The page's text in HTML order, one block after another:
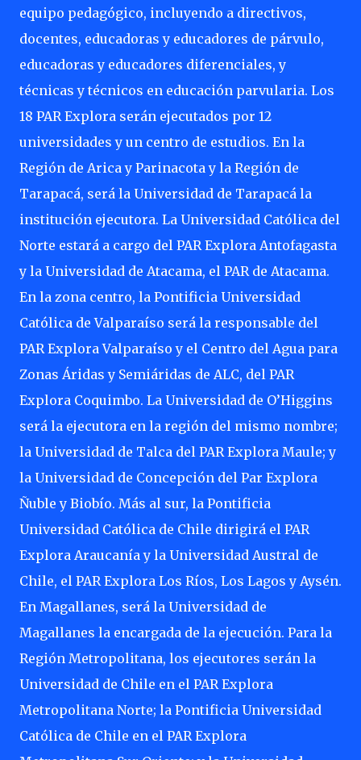
equipo pedagógico, incluyendo a directivos,
docentes, educadoras y educadores de párvulo,
educadoras y educadores diferenciales, y
técnicas y técnicos en educación parvularia. Los
18 PAR Explora serán ejecutados por 12
universidades y un centro de estudios. En la
Región de Arica y Parinacota y la Región de
Tarapacá, será la Universidad de Tarapacá la
institución ejecutora. La Universidad Católica del
Norte estará a cargo del PAR Explora Antofagasta
y la Universidad de Atacama, el PAR de Atacama.
En la zona centro, la Pontificia Universidad
Católica de Valparaíso será la responsable del
PAR Explora Valparaíso y el Centro del Agua para
Zonas Áridas y Semiáridas de ALC, del PAR
Explora Coquimbo. La Universidad de O’Higgins
será la ejecutora en la región del mismo nombre;
la Universidad de Talca del PAR Explora Maule; y
la Universidad de Concepción del Par Explora
Ñuble y Biobío. Más al sur, la Pontificia
Universidad Católica de Chile dirigirá el PAR
Explora Araucanía y la Universidad Austral de
Chile, el PAR Explora Los Ríos, Los Lagos y Aysén.
En Magallanes, será la Universidad de
Magallanes la encargada de la ejecución. Para la
Región Metropolitana, los ejecutores serán la
Universidad de Chile en el PAR Explora
Metropolitana Norte; la Pontificia Universidad
Católica de Chile en el PAR Explora